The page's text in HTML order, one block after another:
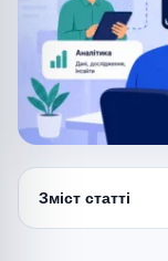
Зміст статті